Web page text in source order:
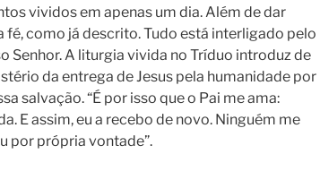
vividos em apenas um dia. Além de dar
fé, como já descrito. Tudo está interligado pelo
Senhor. A liturgia vivida no Tríduo introduz de
da entrega de Jesus pela humanidade por
salvação. “É por isso que o Pai me ama:
E assim, eu a recebo de novo. Ninguém me
por própria vontade”.